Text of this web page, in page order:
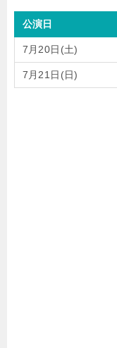
公演日
7月20日(土)
7月21日(日)